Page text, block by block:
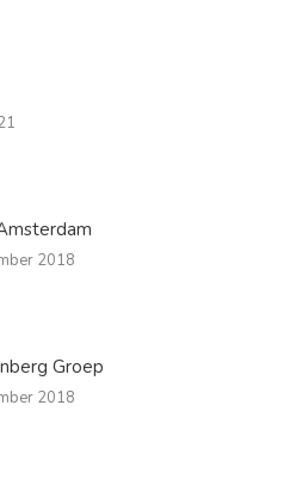
2018
Groep
2018